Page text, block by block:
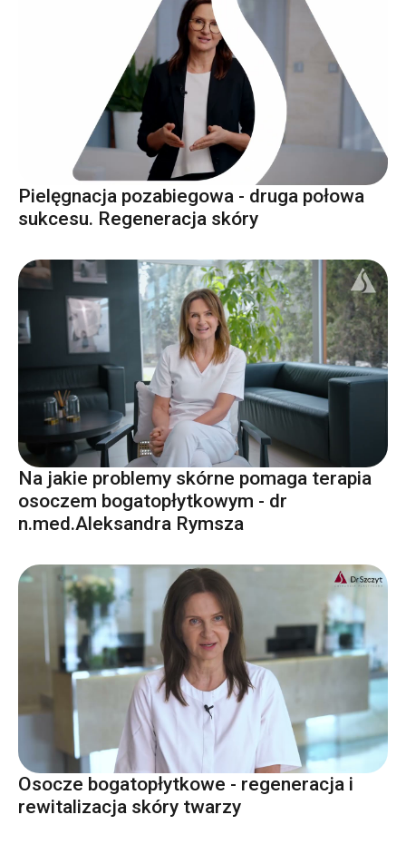
Pielęgnacja pozabiegowa - druga połowa
sukcesu. Regeneracja skóry
Na jakie problemy skórne pomaga terapia
osoczem bogatopłytkowym - dr
n.med.Aleksandra Rymsza
Osocze bogatopłytkowe - regeneracja i
rewitalizacja skóry twarzy